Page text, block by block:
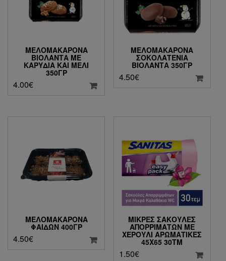
ΜΕΛΟΜΑΚΆΡΟΝΑ
ΒΙΟΛΆΝΤΑ ΜΕ
ΚΑΡΎΔΙΑ ΚΑΙ ΜΈΛΙ
350ΓΡ
4.00€
ΜΕΛΟΜΑΚΆΡΟΝΑ
ΣΟΚΟΛΑΤΈΝΙΑ
ΒΙΟΛΆΝΤΑ 350ΓΡ
4.50€
ΜΕΛΟΜΑΚΆΡΟΝΑ
ΦΑΊΔΩΝ 400ΓΡ
4.50€
ΜΙΚΡΈΣ ΣΑΚΟΎΛΕΣ
ΑΠΟΡΡΙΜΆΤΩΝ ΜΕ
ΧΕΡΟΎΛΙ ΑΡΩΜΑΤΙΚΈΣ
45Χ65 30ΤΜ
1.50€